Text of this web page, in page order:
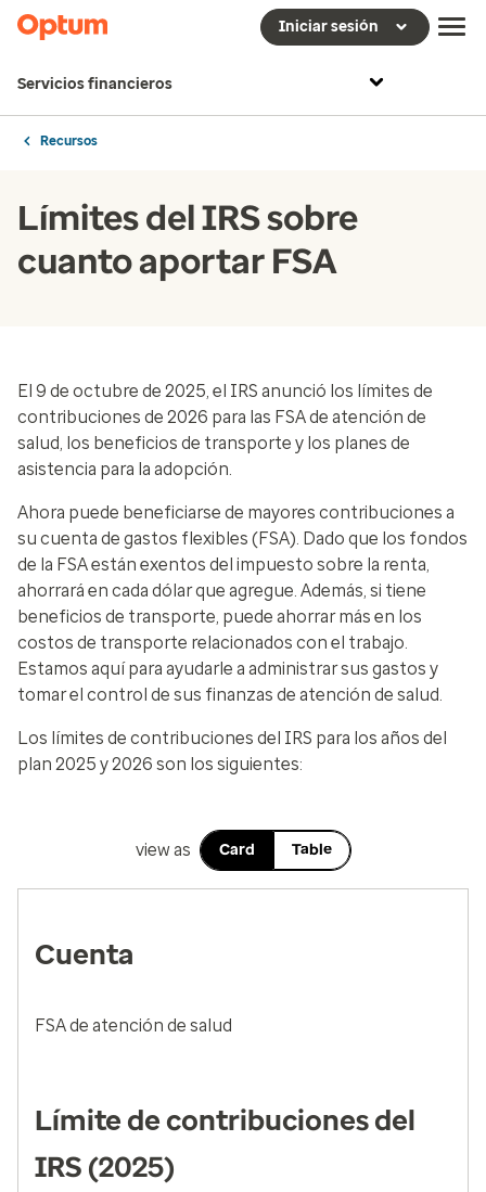
Iniciar sesión
Servicios financieros
Recursos
Límites del IRS sobre
cuanto aportar FSA
El 9 de octubre de 2025, el IRS anunció los límites de
contribuciones de 2026 para las FSA de atención de
salud, los beneficios de transporte y los planes de
asistencia para la adopción.
Ahora puede beneficiarse de mayores contribuciones a
su cuenta de gastos flexibles (FSA). Dado que los fondos
de la FSA están exentos del impuesto sobre la renta,
ahorrará en cada dólar que agregue. Además, si tiene
beneficios de transporte, puede ahorrar más en los
costos de transporte relacionados con el trabajo.
Estamos aquí para ayudarle a administrar sus gastos y
tomar el control de sus finanzas de atención de salud.
Los límites de contribuciones del IRS para los años del
plan 2025 y 2026 son los siguientes:
view as Card Table
Cuenta
FSA de atención de salud
Límite de contribuciones del
IRS (2025)